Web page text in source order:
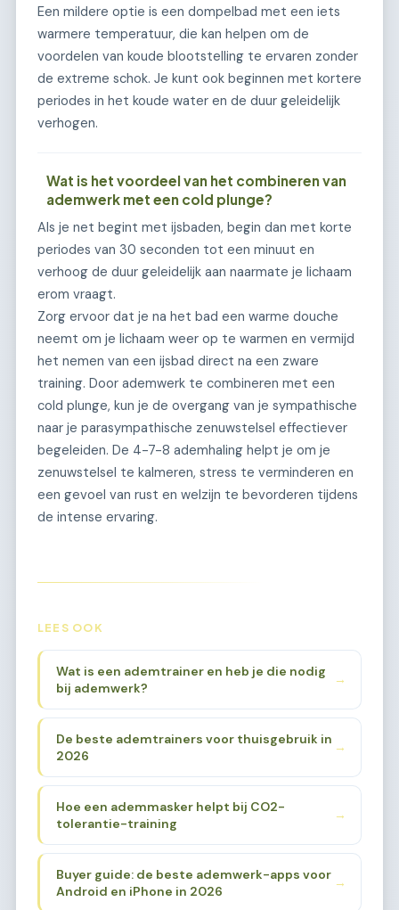
Een mildere optie is een dompelbad met een iets
warmere temperatuur, die kan helpen om de
voordelen van koude blootstelling te ervaren zonder
de extreme schok. Je kunt ook beginnen met kortere
periodes in het koude water en de duur geleidelijk
verhogen.
Wat is het voordeel van het combineren van
ademwerk met een cold plunge?
Als je net begint met ijsbaden, begin dan met korte
periodes van 30 seconden tot een minuut en
verhoog de duur geleidelijk aan naarmate je lichaam
erom vraagt.
Zorg ervoor dat je na het bad een warme douche
neemt om je lichaam weer op te warmen en vermijd
het nemen van een ijsbad direct na een zware
training. Door ademwerk te combineren met een
cold plunge, kun je de overgang van je sympathische
naar je parasympathische zenuwstelsel effectiever
begeleiden. De 4-7-8 ademhaling helpt je om je
zenuwstelsel te kalmeren, stress te verminderen en
een gevoel van rust en welzijn te bevorderen tijdens
de intense ervaring.
LEES OOK
Wat is een ademtrainer en heb je die nodig
bij ademwerk?
→
De beste ademtrainers voor thuisgebruik in
2026
→
Hoe een ademmasker helpt bij CO2-
tolerantie-training
→
Buyer guide: de beste ademwerk-apps voor
Android en iPhone in 2026
→